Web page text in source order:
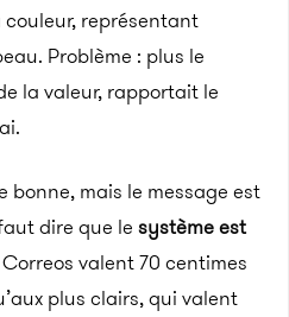
représentant
Problème : plus le
la valeur, rapportait le
bonne, mais le message est
dire que le système est
valent 70 centimes
plus clairs, qui valent